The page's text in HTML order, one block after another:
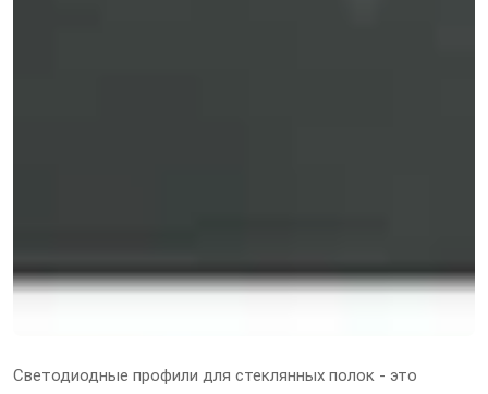
Светодиодные профили для стеклянных полок - это